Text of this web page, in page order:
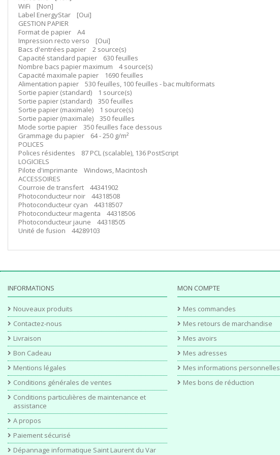
WiFi [Non]
Label EnergyStar [Oui]
GESTION PAPIER
Format de papier A4
Impression recto verso [Oui]
Bacs d'entrées papier 2 source(s)
Capacité standard papier 630 feuilles
Nombre bacs papier maximum 4 source(s)
Capacité maximale papier 1690 feuilles
Alimentation papier 530 feuilles, 100 feuilles - bac multiformats
Sortie papier (standard) 1 source(s)
Sortie papier (standard) 350 feuilles
Sortie papier (maximale) 1 source(s)
Sortie papier (maximale) 350 feuilles
Mode sortie papier 350 feuilles face dessous
Grammage du papier 64 - 250 g/m²
POLICES
Polices résidentes 87 PCL (scalable), 136 PostScript
LOGICIELS
Pilote d'imprimante Windows, Macintosh
ACCESSOIRES
Courroie de transfert 44341902
Photoconducteur noir 44318508
Photoconducteur cyan 44318507
Photoconducteur magenta 44318506
Photoconducteur jaune 44318505
Unité de fusion 44289103
INFORMATIONS
Nouveaux produits
Contactez-nous
Livraison
Bon Cadeau
Mentions légales
Conditions générales de ventes
Conditions particulières de maintenance et
assistance
A propos
Paiement sécurisé
Dépannage informatique Saint Laurent du Var
MON COMPTE
Mes commandes
Mes retours de marchandise
Mes avoirs
Mes adresses
Mes informations personnelles
Mes bons de réduction